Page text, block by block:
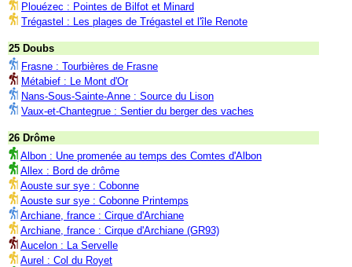
Plouézec : Pointes de Bilfot et Minard
Trégastel : Les plages de Trégastel et l'île Renote
25 Doubs
Frasne : Tourbières de Frasne
Métabief : Le Mont d'Or
Nans-Sous-Sainte-Anne : Source du Lison
Vaux-et-Chantegrue : Sentier du berger des vaches
26 Drôme
Albon : Une promenée au temps des Comtes d'Albon
Allex : Bord de drôme
Aouste sur sye : Cobonne
Aouste sur sye : Cobonne Printemps
Archiane, france : Cirque d'Archiane
Archiane, france : Cirque d'Archiane (GR93)
Aucelon : La Servelle
Aurel : Col du Royet